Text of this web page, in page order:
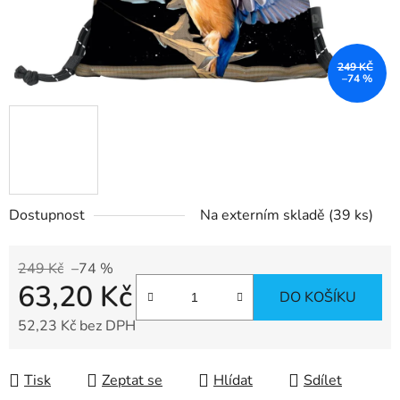
Dostupnost Na externím skladě (39 ks)
249 Kč –74 %
63,20 Kč
52,23 Kč bez DPH
DO KOŠÍKU
Tisk Zeptat se Hlídat Sdílet
249 KČ
–74 %